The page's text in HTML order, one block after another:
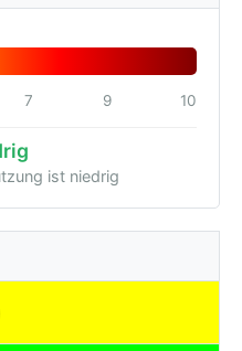
7 9 10
ist niedrig